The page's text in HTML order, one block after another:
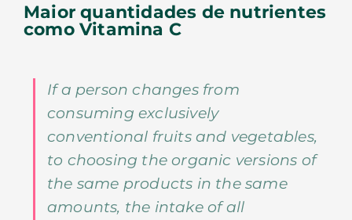
Maior quantidades de nutrientes
como Vitamina C
If a person changes from
consuming exclusively
conventional fruits and vegetables,
to choosing the organic versions of
the same products in the same
amounts, the intake of all